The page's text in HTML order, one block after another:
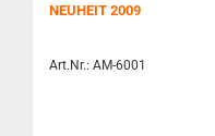
NEUHEIT 2009
Art.Nr.: AM-6001